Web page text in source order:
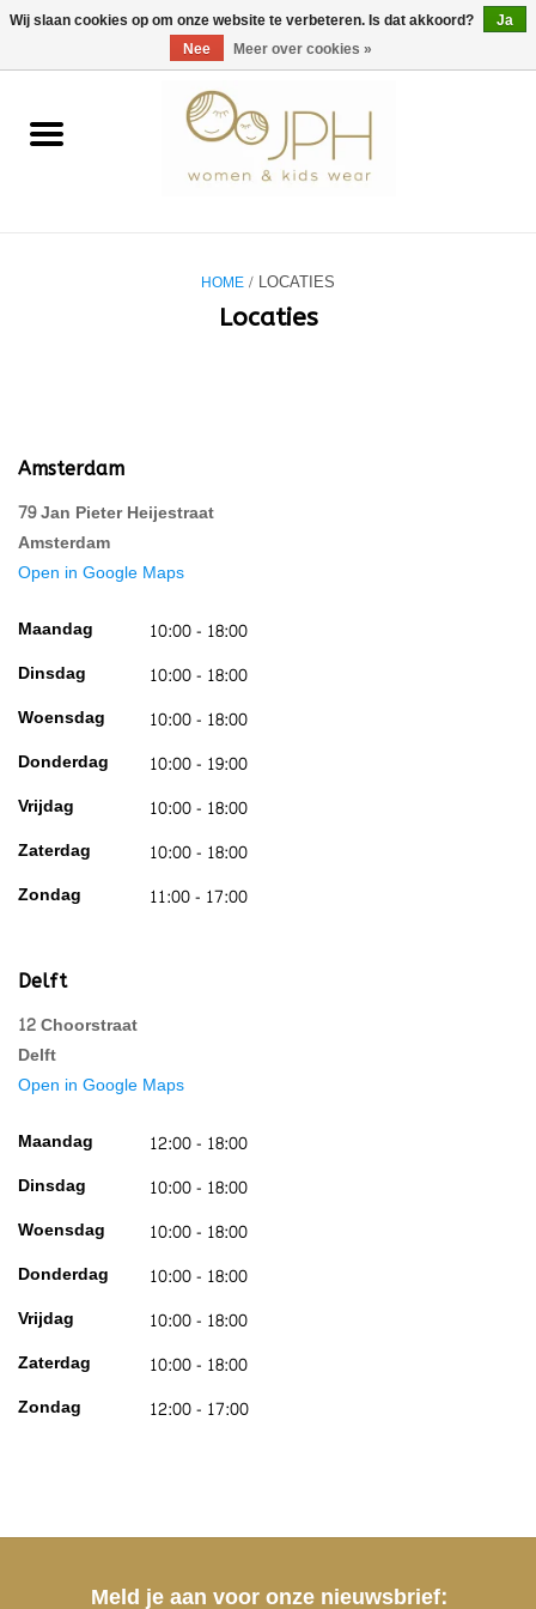
EUR/GBP/USD 0 Artikelen - €0,00
Home
NURSERY / TABLEWARE
HOME/ LOCATIES
Locaties
Amsterdam
79 Jan Pieter Heijestraat
Amsterdam
Open in Google Maps
Maandag
10:00 - 18:00
Dinsdag
10:00 - 18:00
Woensdag
10:00 - 18:00
Donderdag
10:00 - 19:00
Vrijdag
10:00 - 18:00
Zaterdag
10:00 - 18:00
Zondag
11:00 - 17:00
Delft
12 Choorstraat
Delft
Open in Google Maps
Maandag
12:00 - 18:00
Dinsdag
10:00 - 18:00
Woensdag
10:00 - 18:00
Donderdag
10:00 - 18:00
Vrijdag
10:00 - 18:00
Zaterdag
10:00 - 18:00
Zondag
12:00 - 17:00
Meld je aan voor onze nieuwsbrief:
Wij slaan cookies op om onze website te verbeteren. Is dat akkoord?
Ja
Nee
Meer over cookies »